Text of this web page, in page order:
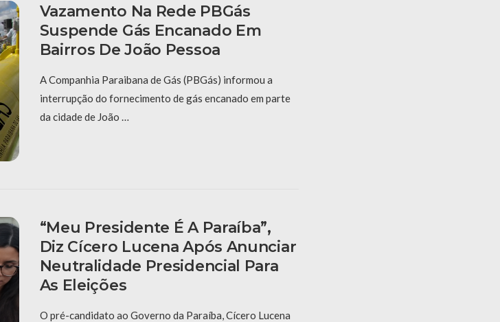
Vazamento Na Rede PBGás
Suspende Gás Encanado Em
Bairros De João Pessoa
A Companhia Paraibana de Gás (PBGás) informou a
interrupção do fornecimento de gás encanado em parte
da cidade de João …
“Meu Presidente É A Paraíba”,
Diz Cícero Lucena Após Anunciar
Neutralidade Presidencial Para
As Eleições
O pré-candidato ao Governo da Paraíba, Cícero Lucena